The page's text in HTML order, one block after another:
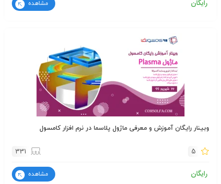
رایگان مشاهده
وبینار رایگان آموزش و معرفی ماژول پلاسما در نرم افزار کامسول
5
331
رایگان مشاهده